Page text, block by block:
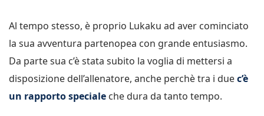
Al tempo stesso, è proprio Lukaku ad aver cominciato
la sua avventura partenopea con grande entusiasmo.
Da parte sua c’è stata subito la voglia di mettersi a
disposizione dell’allenatore, anche perchè tra i duec’è
un rapporto speciale che dura da tanto tempo.